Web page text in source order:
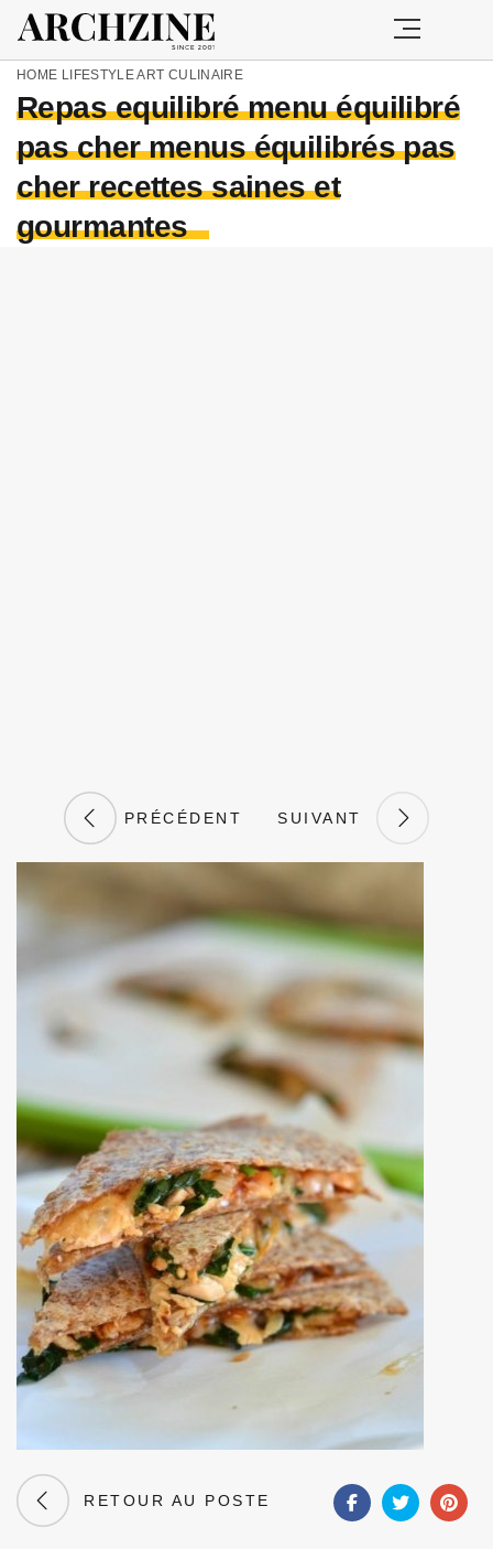
HOME LIFESTYLEART CULINAIRE
Repas equilibré menu équilibré
pas cher menus équilibrés pas
cher recettes saines et
gourmantes
PRÉCÉDENT SUIVANT
RETOUR AU POSTE